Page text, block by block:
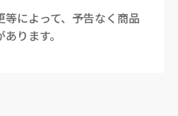
によって、予告なく商品
ります。